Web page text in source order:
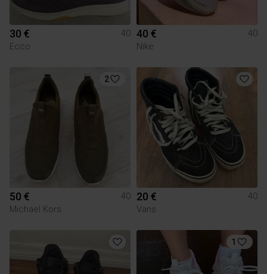
30 €
40
Ecco
40 €
40
Nike
2
50 €
40
Michael Kors
20 €
40
Vans
1